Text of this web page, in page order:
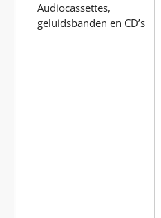
Audiocassettes,
geluidsbanden en CD’s